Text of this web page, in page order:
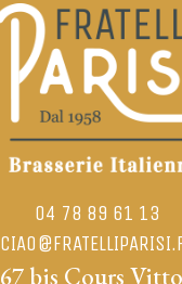
04 78 89 61 13
67 bis Cours